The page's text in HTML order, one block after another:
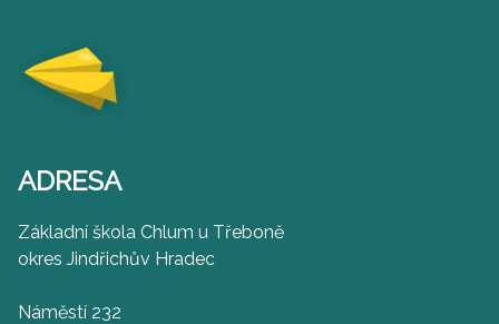
ADRESA
Základní škola Chlum u Třeboně
okres Jindřichův Hradec
Náměstí 232